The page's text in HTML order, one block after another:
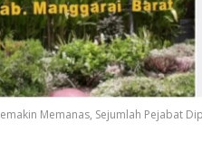
Memanas, Sejumlah Pejabat